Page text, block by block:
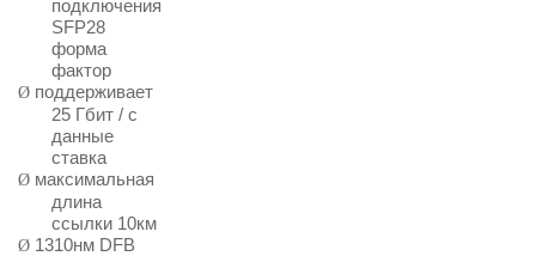
подключения
SFP28
форма
фактор
Ø поддерживает
25 Гбит / с
данные
ставка
Ø максимальная
длина
ссылки 10км
Ø 1310нм DFB